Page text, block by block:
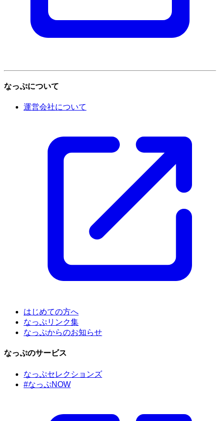
なっぷについて
運営会社について
はじめての方へ
なっぷリンク集
なっぷからのお知らせ
なっぷのサービス
なっぷセレクションズ
#なっぷNOW